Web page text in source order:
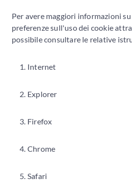
Per avere maggiori informazioni
preferenze sull'uso dei cookie
possibile consultare le relative
Internet
Explorer
Firefox
Chrome
Safari